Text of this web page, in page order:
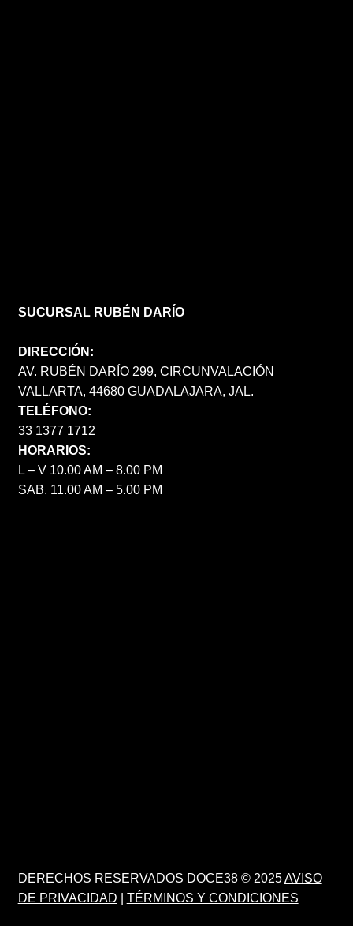
SUCURSAL RUBÉN DARÍO
DIRECCIÓN:
AV. RUBÉN DARÍO 299, CIRCUNVALACIÓN
VALLARTA, 44680 GUADALAJARA, JAL.
TELÉFONO:
33 1377 1712
HORARIOS:
L – V 10.00 AM – 8.00 PM
SAB. 11.00 AM – 5.00 PM
DERECHOS RESERVADOS DOCE38 © 2025AVISO
DE PRIVACIDAD
TÉRMINOS Y CONDICIONES